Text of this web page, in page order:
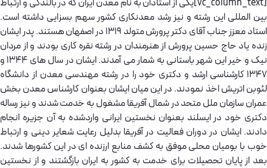
المللی این رشته و نیز رشد معدنکاری کشور سهم بسزایی داشته است.
استاد معزز جناب آقای دکتر پرورش متولد 1319 در اصفهان هستند. پدر ایشان
یاد حاج حسین پرورش از هنرمندان در رشته نقره کاری بودند و از مردان
نیک و خیر این شهر باستانی به شمار می آمدند. ایشان در سال های 1344 و
1347 کارشناسی ارشد و دکتری خود را در رشته مهندسی معدن از دانشگاه
اتریش اخذ نمودند. در این میان ایشان بعنوان کارشناس معدن بخش
سازمان ملل متحد در شمال آفریقا مشغول به خدمت شدند و نیز رساله
خود در ایسلند بعنوان نخستین ایرانی واردشده به آن جزیره انجام
ایشان در دوران فعالیت در آفریقا بدلیل رعایت شعایر دینی و ارتباط
با بومیان محلی موفق به کشف منابع ارزنده ای در این کشورها شدند.
از پایان تحصیلات برای خدمت به کشور به ایران بازگشتند و از نخستین